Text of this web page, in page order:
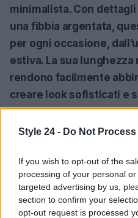
Style 24 - Do Not
If you wish to opt-out of the
processing of your personal
targeted advertising by us,
section to confirm your
opt-out request is processed
minimalista. Con
una fibbia argentata,
per ogni occasione,
estiva. La sua
rendono facilmente
creare look sofisticati e
con bluse leggere e
effortless
che ti farà
In conclusione, queste
d’abbigliamento, ma
stile estivo. Scegli il tuo